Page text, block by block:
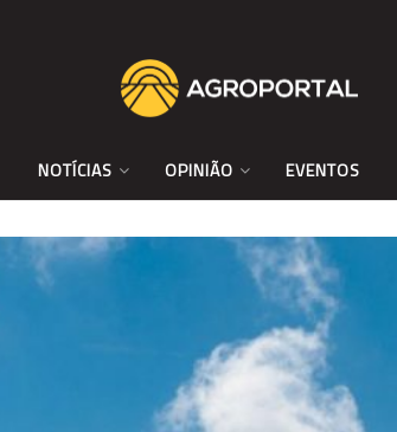
NOTÍCIAS OPINIÃO EVENTOS